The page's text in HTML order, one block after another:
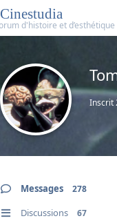
Cinestudia
Inscrit
Messages 278
Discussions 67